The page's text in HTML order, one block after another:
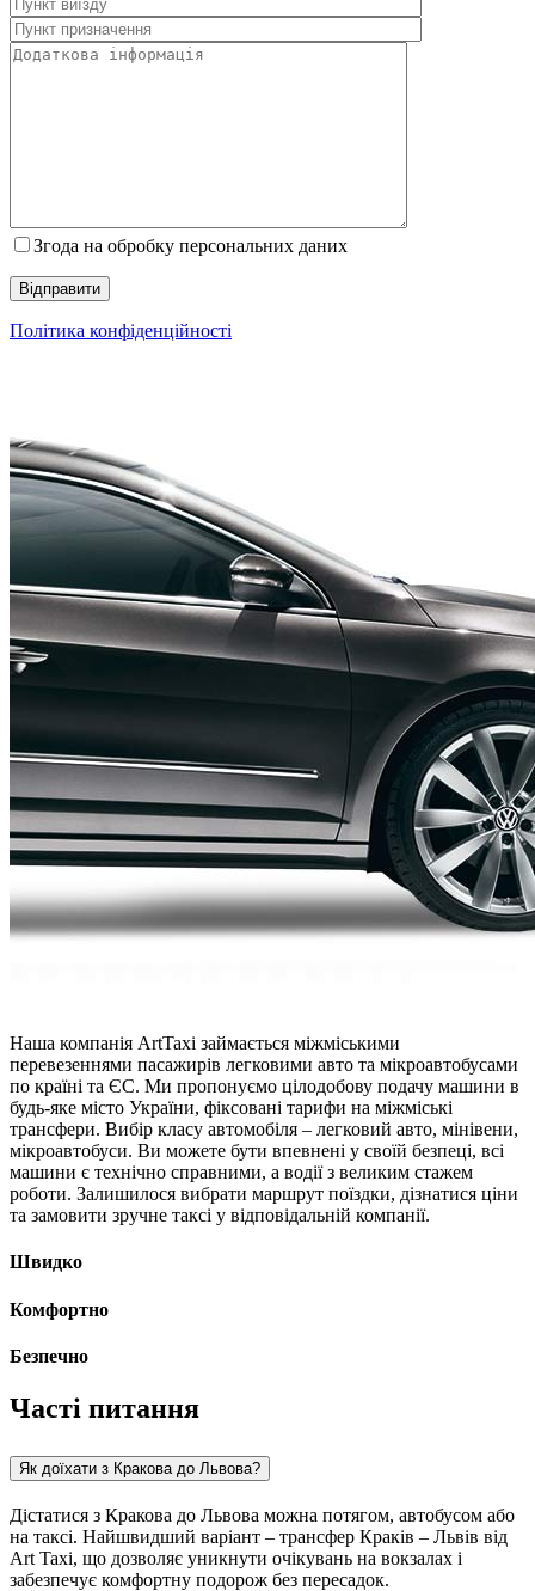
Згода на обробку персональних даних
Політика конфіденційності
Наша компанія ArtTaxi займається міжміськими
перевезеннями пасажирів легковими авто та мікроавтобусами
по країні та ЄС. Ми пропонуємо цілодобову подачу машини в
будь-яке місто України, фіксовані тарифи на міжміські
трансфери. Вибір класу автомобіля – легковий авто, мінівени,
мікроавтобуси. Ви можете бути впевнені у своїй безпеці, всі
машини є технічно справними, а водії з великим стажем
роботи. Залишилося вибрати маршрут поїздки, дізнатися ціни
та замовити зручне таксі у відповідальній компанії.
Швидко
Комфортно
Безпечно
Часті питання
Як доїхати з Кракова до Львова?
Дістатися з Кракова до Львова можна потягом, автобусом або
на таксі. Найшвидший варіант – трансфер Краків – Львів від
Art Taxi, що дозволяє уникнути очікувань на вокзалах і
забезпечує комфортну подорож без пересадок.